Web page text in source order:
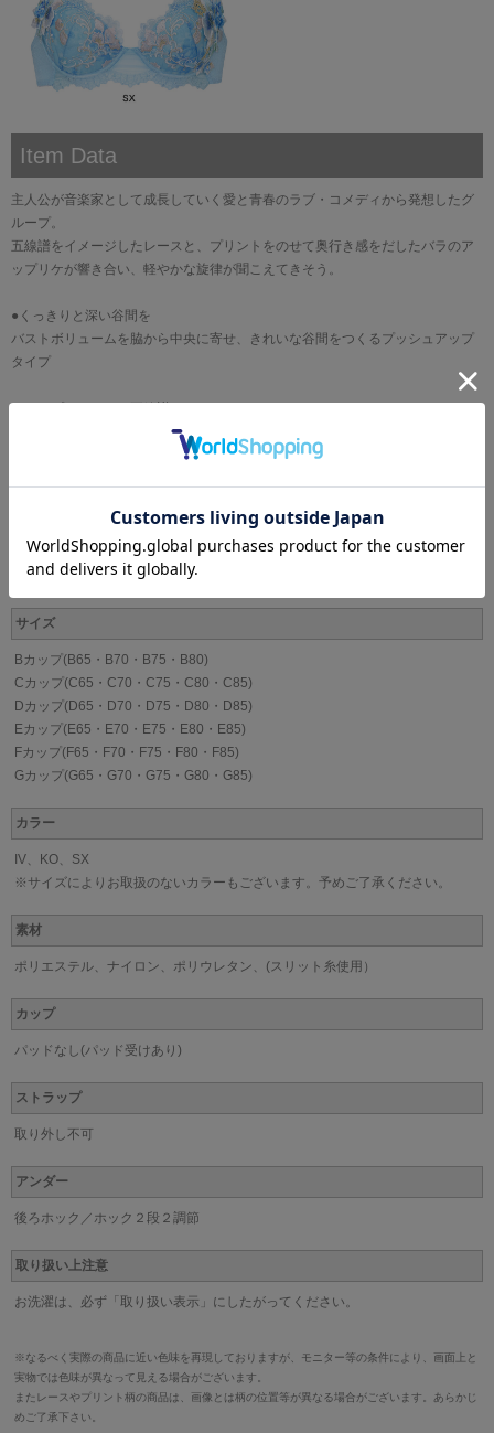
Item Data
主人公が音楽家として成長していく愛と青春のラブ・コメディから発想したグ
ループ。
五線譜をイメージしたレースと、プリントをのせて奥行き感をだしたバラのア
ップリケが響き合い、軽やかな旋律が聞こえてきそう。
●くっきりと深い谷間を
バストボリュームを脇から中央に寄せ、きれいな谷間をつくるプッシュアップ
タイプ
・カップのレースは五線譜をイメージ
・カップにはプリントをほどこしたレースを使用(SXカラーのみ)
・カップのレースとアップリケにはラメ糸を使用
ブランド
WACOAL[ワコール]
サイズ
Bカップ(B65・B70・B75・B80)
Cカップ(C65・C70・C75・C80・C85)
Dカップ(D65・D70・D75・D80・D85)
Eカップ(E65・E70・E75・E80・E85)
Fカップ(F65・F70・F75・F80・F85)
Gカップ(G65・G70・G75・G80・G85)
カラー
IV、KO、SX
※サイズによりお取扱のないカラーもございます。予めご了承ください。
素材
ポリエステル、ナイロン、ポリウレタン、(スリット糸使用）
カップ
パッドなし(パッド受けあり)
ストラップ
取り外し不可
アンダー
後ろホック／ホック２段２調節
取り扱い上注意
お洗濯は、必ず「取り扱い表示」にしたがってください。
※なるべく実際の商品に近い色味を再現しておりますが、モニター等の条件により、画面上と
実物では色味が異なって見える場合がございます。
またレースやプリント柄の商品は、画像とは柄の位置等が異なる場合がございます。あらかじ
めご了承下さい。